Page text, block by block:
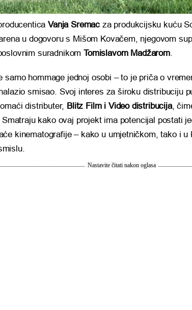
Vanja Sremac za produkcijsku kuću
u dogovoru s Mišom Kovačem, njegovom
suradnikomTomislavom Madžarom.
samo hommage jednoj osobi – to je priča o
smisao. Svoj interes za široku distribuciju
distributer, Blitz Film i Video distribucija,
kako ovaj projekt ima potencijal postati
kinematografije – kako u umjetničkom, tako i u
Nastavite čitati nakon oglasa